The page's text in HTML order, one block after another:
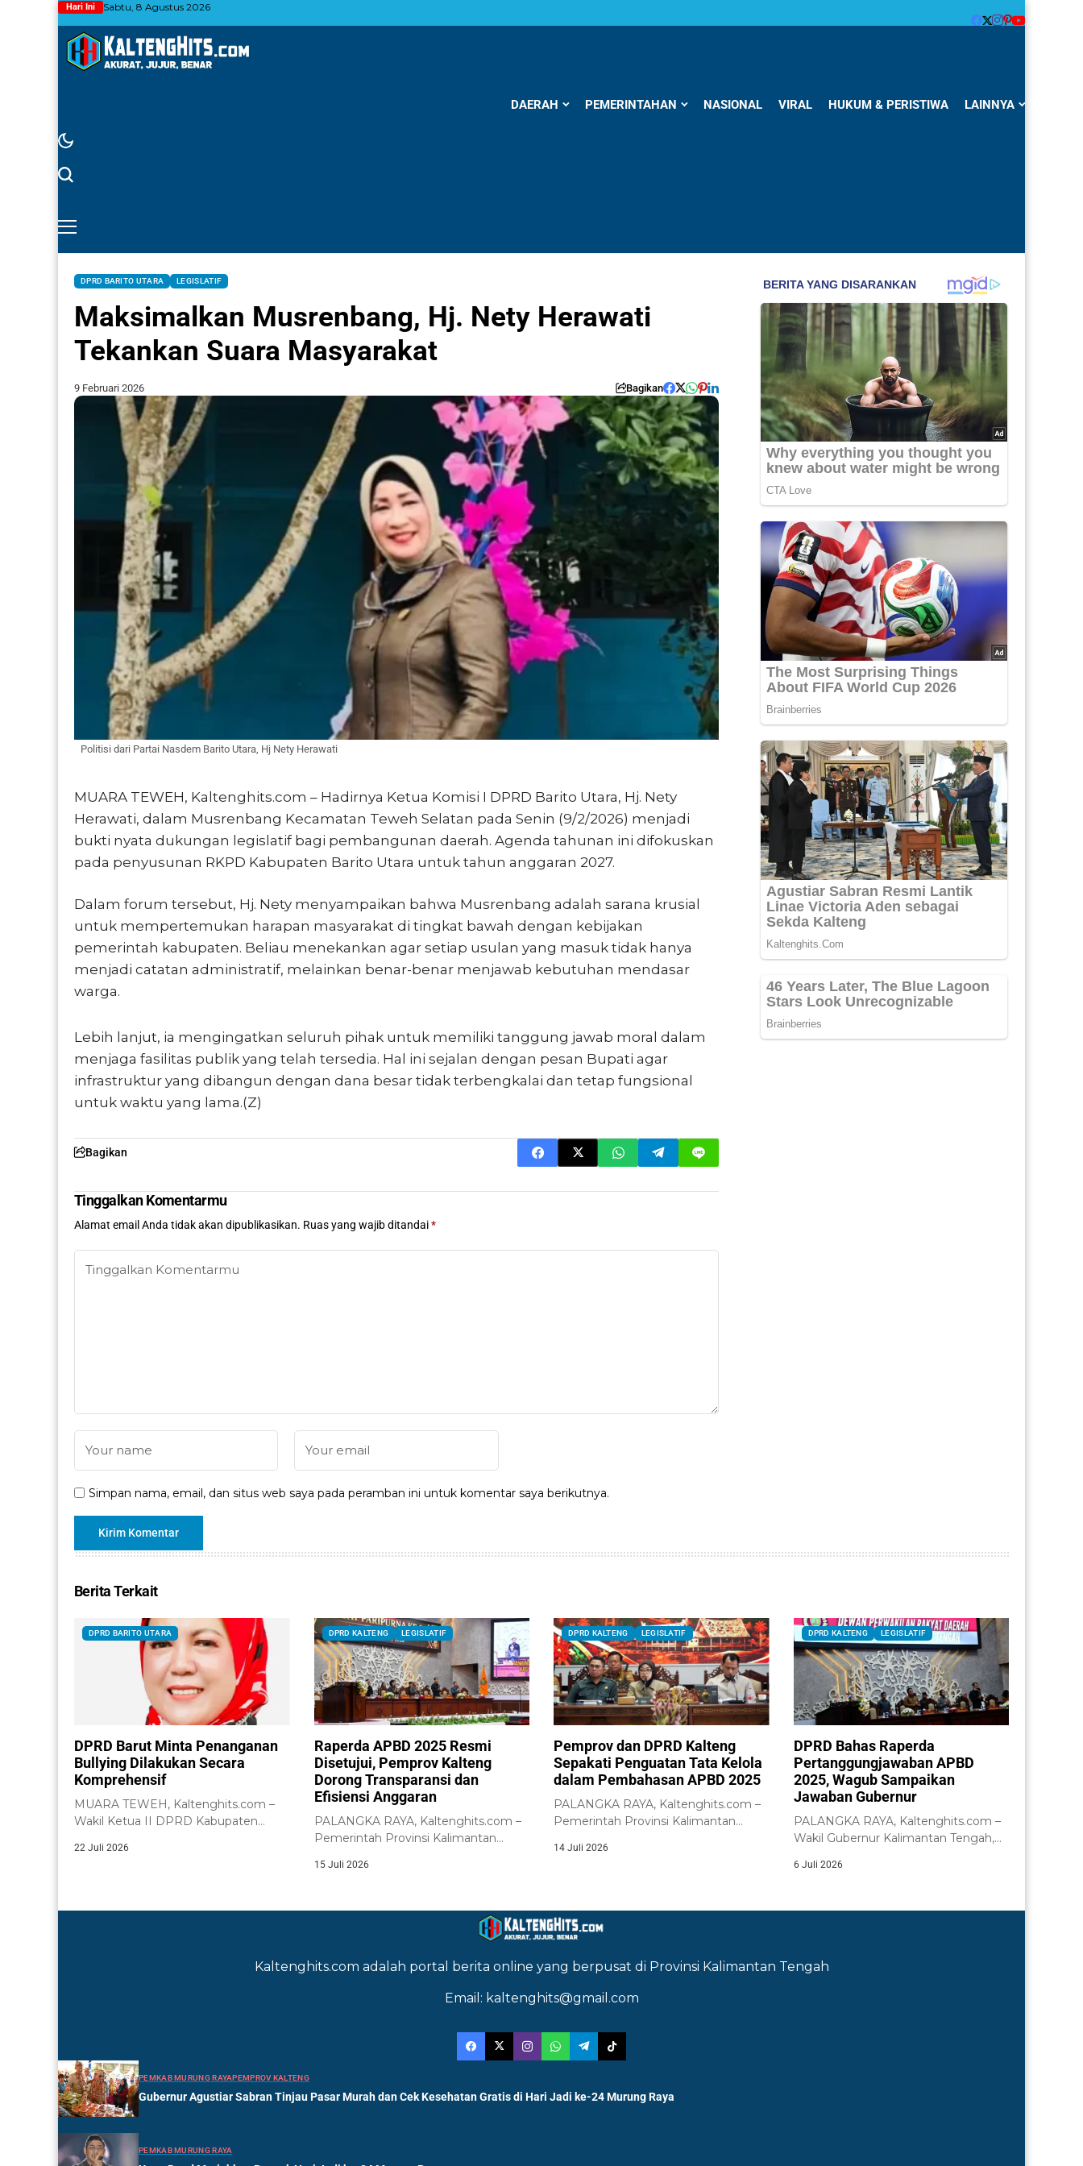
Hari Ini Sabtu, 8 Agustus 2026
DAERAH PEMERINTAHAN NASIONAL VIRAL HUKUM & PERISTIWA LAINNYA
DPRD BARITO UTARA LEGISLATIF
Maksimalkan Musrenbang, Hj. Nety Herawati
Tekankan Suara Masyarakat
9 Februari 2026 Bagikan
Politisi dari Partai Nasdem Barito Utara, Hj Nety Herawati
MUARA TEWEH, Kaltenghits.com – Hadirnya Ketua Komisi I DPRD Barito Utara, Hj. Nety
Herawati, dalam Musrenbang Kecamatan Teweh Selatan pada Senin (9/2/2026) menjadi
bukti nyata dukungan legislatif bagi pembangunan daerah. Agenda tahunan ini difokuskan
pada penyusunan RKPD Kabupaten Barito Utara untuk tahun anggaran 2027.
Dalam forum tersebut, Hj. Nety menyampaikan bahwa Musrenbang adalah sarana krusial
untuk mempertemukan harapan masyarakat di tingkat bawah dengan kebijakan
pemerintah kabupaten. Beliau menekankan agar setiap usulan yang masuk tidak hanya
menjadi catatan administratif, melainkan benar-benar menjawab kebutuhan mendasar
warga.
Lebih lanjut, ia mengingatkan seluruh pihak untuk memiliki tanggung jawab moral dalam
menjaga fasilitas publik yang telah tersedia. Hal ini sejalan dengan pesan Bupati agar
infrastruktur yang dibangun dengan dana besar tidak terbengkalai dan tetap fungsional
untuk waktu yang lama.(Z)
Bagikan
Tinggalkan Komentarmu
Alamat email Anda tidak akan dipublikasikan. Ruas yang wajib ditandai*
Simpan nama, email, dan situs web saya pada peramban ini untuk komentar saya berikutnya.
Berita Terkait
DPRD BARITO UTARA
DPRD Barut Minta Penanganan
Bullying Dilakukan Secara
Komprehensif
MUARA TEWEH, Kaltenghits.com –
Wakil Ketua II DPRD Kabupaten
22 Juli 2026
DPRD KALTENG LEGISLATIF
Raperda APBD 2025 Resmi
Disetujui, Pemprov Kalteng
Dorong Transparansi dan
Efisiensi Anggaran
PALANGKA RAYA, Kaltenghits.com –
Pemerintah Provinsi Kalimantan
Kalimantan...
15 Juli 2026
DPRD KALTENG LEGISLATIF
Pemprov dan DPRD Kalteng
Sepakati Penguatan Tata Kelola
dalam Pembahasan APBD 2025
PALANGKA RAYA, Kaltenghits.com –
Pemerintah Provinsi Kalimantan
Kalimantan...
14 Juli 2026
DPRD KALTENG LEGISLATIF
DPRD Bahas Raperda
Pertanggungjawaban APBD
2025, Wagub Sampaikan
Jawaban Gubernur
PALANGKA RAYA, Kaltenghits.com –
Wakil Gubernur Kalimantan Tengah,
6 Juli 2026
Kaltenghits.com adalah portal berita online yang berpusat di Provinsi Kalimantan Tengah
Email: kaltenghits@gmail.com
PEMKAB MURUNG RAYAPEMPROV KALTENG
Gubernur Agustiar Sabran Tinjau Pasar Murah dan Cek Kesehatan Gratis di Hari Jadi ke-24 Murung Raya
PEMKAB MURUNG RAYA